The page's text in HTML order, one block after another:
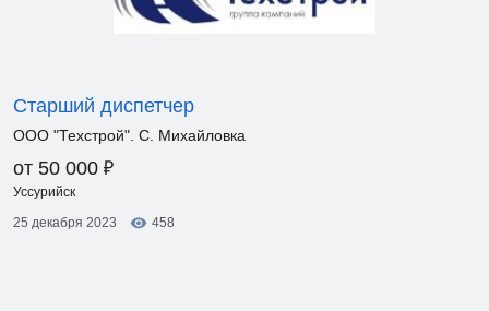
Старший диспетчер
ООО "Техстрой". С. Михайловка
от 50 000 ₽
Уссурийск
25 декабря 2023
458